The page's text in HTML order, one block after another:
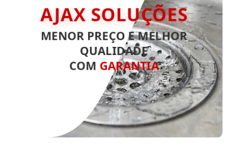
AJAX SOLUÇÕES
MENOR PREÇO E MELHOR
QUALIDADE
COM GARANTIA